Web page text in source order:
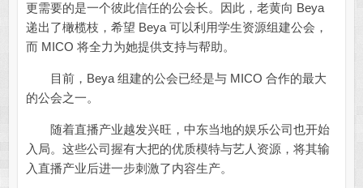
更需要的是一个彼此信任的公会长。因此，老黄向 Beya
递出了橄榄枝，希望 Beya 可以利用学生资源组建公会，
而 MICO 将全力为她提供支持与帮助。
目前，Beya 组建的公会已经是与 MICO 合作的最大
的公会之一。
随着直播产业越发兴旺，中东当地的娱乐公司也开始
入局。这些公司握有大把的优质模特与艺人资源，将其输
入直播产业后进一步刺激了内容生产。